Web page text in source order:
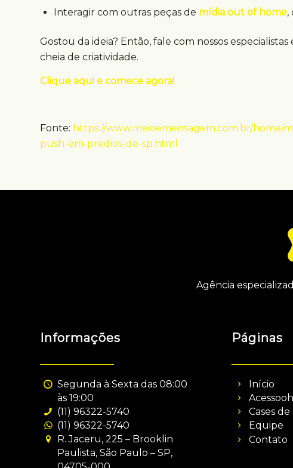
Interagir com outras peças de mídia out of home,
Gostou da ideia? Então, fale com nossos
cheia de criatividade.
Clique aqui e comece agora!
Fonte: https://www.meioemensagem.com.br/
push-em-predios-de-sp.html
Agência
Informações
Segunda à Sexta das 08:00
às 19:00
(11) 96322-5740
(11) 96322-5740
R. Jaceru, 225 – Brooklin
Paulista, São Paulo – SP,
Páginas
Início
Acessooh
Cases de
Equipe
Contato